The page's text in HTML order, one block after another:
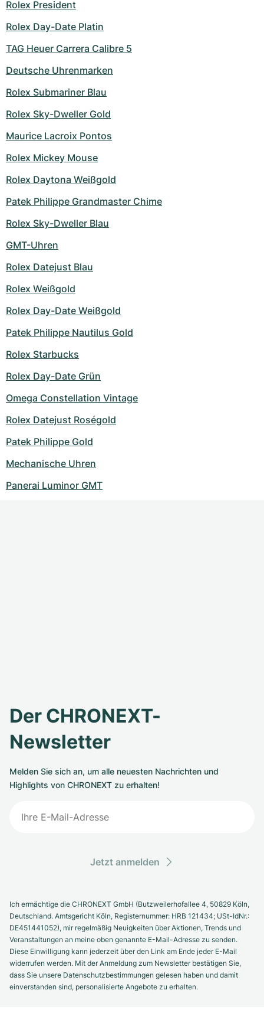
Rolex President
Rolex Day-Date Platin
TAG Heuer Carrera Calibre 5
Deutsche Uhrenmarken
Rolex Submariner Blau
Rolex Sky-Dweller Gold
Maurice Lacroix Pontos
Rolex Mickey Mouse
Rolex Daytona Weißgold
Patek Philippe Grandmaster Chime
Rolex Sky-Dweller Blau
GMT-Uhren
Rolex Datejust Blau
Rolex Weißgold
Rolex Day-Date Weißgold
Patek Philippe Nautilus Gold
Rolex Starbucks
Rolex Day-Date Grün
Omega Constellation Vintage
Rolex Datejust Roségold
Patek Philippe Gold
Mechanische Uhren
Panerai Luminor GMT
Der CHRONEXT-
Newsletter
Melden Sie sich an, um alle neuesten Nachrichten und
Highlights von CHRONEXT zu erhalten!
Jetzt anmelden
Ich ermächtige die CHRONEXT GmbH (Butzweilerhofallee 4, 50829 Köln,
Deutschland. Amtsgericht Köln, Registernummer: HRB 121434; USt-IdNr.:
DE451441052), mir regelmäßig Neuigkeiten über Aktionen, Trends und
Veranstaltungen an meine oben genannte E-Mail-Adresse zu senden.
Diese Einwilligung kann jederzeit über den Link am Ende jeder E-Mail
widerrufen werden. Mit der Anmeldung zum Newsletter bestätigen Sie,
dass Sie unsere Datenschutzbestimmungen gelesen haben und damit
einverstanden sind, personalisierte Angebote zu erhalten.